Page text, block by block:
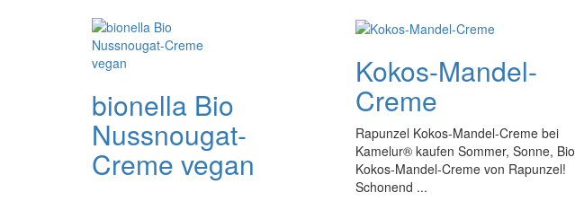
bionella Bio
Nussnougat-​
Creme vegan
Kokos-Mandel-
Creme
Rapunzel Kokos-Mandel-Creme bei
Kamelur® kaufen Sommer, Sonne, Bio
Kokos-Mandel-Creme von Rapunzel!
Schonend ...